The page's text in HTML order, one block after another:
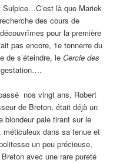
Sulpice…C’est là que Mariek
des cours de
pour la première
pas encore, 1e tonnerre du
de s’éteindre, leCercle des
nos vingt ans, Robert
de Breton, était déjà un
blondeur pale tirant sur le
dans sa tenue et
un peu précieuse,
avec une rare pureté